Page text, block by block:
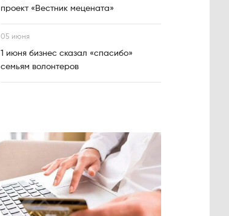
проект «Вестник мецената»
05 июня
1 июня бизнес сказал «спасибо»
семьям волонтеров